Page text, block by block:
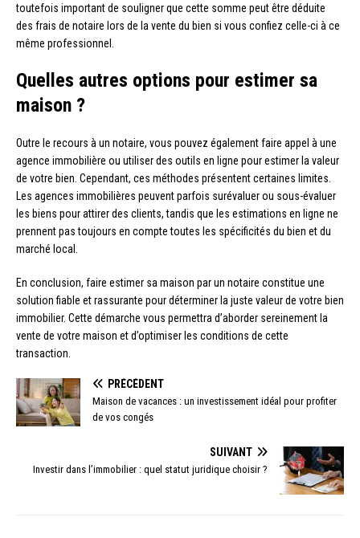
toutefois important de souligner que cette somme peut être déduite
des frais de notaire lors de la vente du bien si vous confiez celle-ci à ce
même professionnel.
Quelles autres options pour estimer sa
maison ?
Outre le recours à un notaire, vous pouvez également faire appel à une
agence immobilière ou utiliser des outils en ligne pour estimer la valeur
de votre bien. Cependant, ces méthodes présentent certaines limites.
Les agences immobilières peuvent parfois surévaluer ou sous-évaluer
les biens pour attirer des clients, tandis que les estimations en ligne ne
prennent pas toujours en compte toutes les spécificités du bien et du
marché local.
En conclusion, faire estimer sa maison par un notaire constitue une
solution fiable et rassurante pour déterminer la juste valeur de votre bien
immobilier. Cette démarche vous permettra d’aborder sereinement la
vente de votre maison et d’optimiser les conditions de cette
transaction.
PRÉCÉDENT
Maison de vacances : un investissement idéal pour profiter
de vos congés
SUIVANT
Investir dans l’immobilier : quel statut juridique choisir ?